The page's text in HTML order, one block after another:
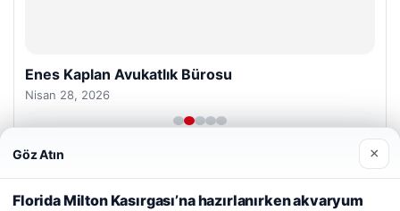
Enes Kaplan Avukatlık Bürosu
Nisan 28, 2026
kullanıyoruz.Çerez Politikamız
Göz Atın ×
Florida Milton Kasırgası’na hazırlanırken akvaryum